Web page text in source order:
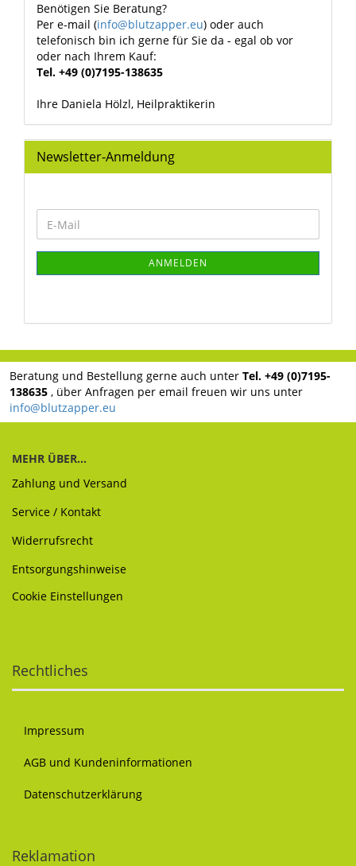
Benötigen Sie Beratung?
Per e-mail (info@blutzapper.eu) oder auch
telefonisch bin ich gerne für Sie da - egal ob vor
oder nach Ihrem Kauf:
Tel. +49 (0)7195-138635
Ihre Daniela Hölzl, Heilpraktikerin
Newsletter-Anmeldung
ZUR
NEWSLETTER-
E-
Mail
ANMELDEN
Beratung und Bestellung gerne auch unter Tel. +49 (0)7195-
138635 , über Anfragen per email freuen wir uns unter
info@blutzapper.eu
MEHR ÜBER...
Zahlung und Versand
Service / Kontakt
Widerrufsrecht
Entsorgungshinweise
Cookie Einstellungen
Rechtliches
Impressum
AGB und Kundeninformationen
Datenschutzerklärung
Reklamation